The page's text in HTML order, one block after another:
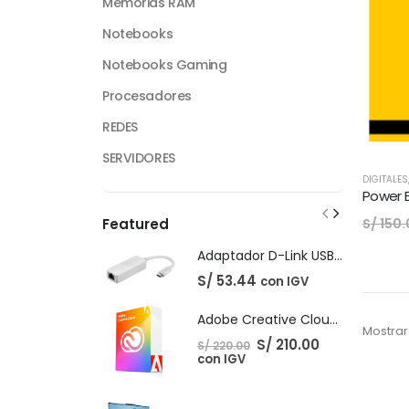
DIGITALES,
Power
S/
Mostrar:
Notebooks
Notebooks Gaming
Procesadores
REDES
SERVIDORES
Featured
Adaptador D-Link USB-C Gigabit Ethernet LAN
S/ 53.44 con IGV
Adobe Creative Cloud - 1 Año
S/220.00 El
precio
S/ 210.00El
con IGV